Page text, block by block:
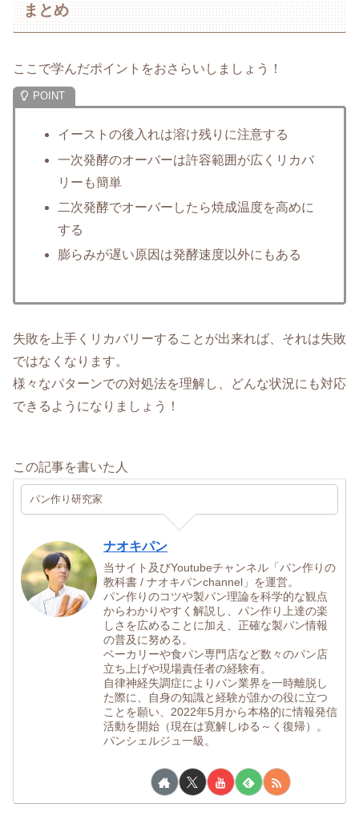
まとめ
ここで学んだポイントをおさらいしましょう！
イーストの後入れは溶け残りに注意する
一次発酵のオーバーは許容範囲が広くリカバ
リーも簡単
二次発酵でオーバーしたら焼成温度を高めに
する
膨らみが遅い原因は発酵速度以外にもある
失敗を上手くリカバリーすることが出来れば、それは失敗
ではなくなります。
様々なパターンでの対処法を理解し、どんな状況にも対応
できるようになりましょう！
この記事を書いた人
パン作り研究家
ナオキパン
当サイト及びYoutubeチャンネル「パン作りの
教科書 / ナオキパンchannel」を運営。
パン作りのコツや製パン理論を科学的な観点
からわかりやすく解説し、パン作り上達の楽
しさを広めることに加え、正確な製パン情報
の普及に努める。
ベーカリーや食パン専門店など数々のパン店
立ち上げや現場責任者の経験有。
自律神経失調症によりパン業界を一時離脱し
た際に、自身の知識と経験が誰かの役に立つ
ことを願い、2022年5月から本格的に情報発信
活動を開始（現在は寛解しゆる～く復帰）。
パンシェルジュ一級。